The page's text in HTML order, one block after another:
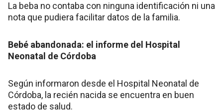
La beba no contaba con ninguna identificación ni una
nota que pudiera facilitar datos de la familia.
Bebé abandonada: el informe del Hospital
Neonatal de Córdoba
Según informaron desde el Hospital Neonatal de
Córdoba, la recién nacida se encuentra en buen
estado de salud.